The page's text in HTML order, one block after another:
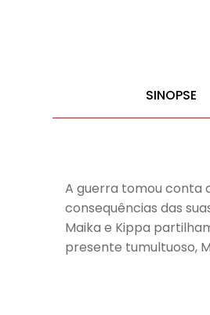
SINOPSE
A guerra tomou conta
consequências das
Maika e Kippa
presente tumultuoso,